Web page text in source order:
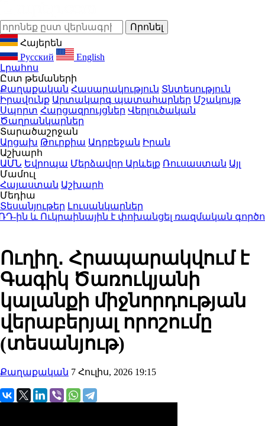
Հայերեն
Русский
English
Լրահոս
Ըստ թեմաների
Քաղաքական Հասարակություն Տնտեսություն
Իրավունք Արտակարգ պատահարներ Մշակույթ
Սպորտ Հարցազրույցներ Վերլուծական
Ծաղրանկարներ
Տարածաշրջան
Արցախ Թուրքիա Ադրբեջան Իրան
Աշխարհ
ԱՄՆ Եվրոպա Մերձավոր Արևելք Ռուսաստան Այլ
Մամուլ
Հայաստան Աշխարհ
Մեդիա
Տեսանյութեր Լուսանկարներ
և Ուկրաինային է փոխանցել ռազմական
Ուղիղ․ Հրապարակվում է
Գագիկ Ծառուկյանի
կալանքի միջնորդության
վերաբերյալ որոշումը
(տեսանյութ)
Քաղաքական 7 Հուլիս, 2026 19:15